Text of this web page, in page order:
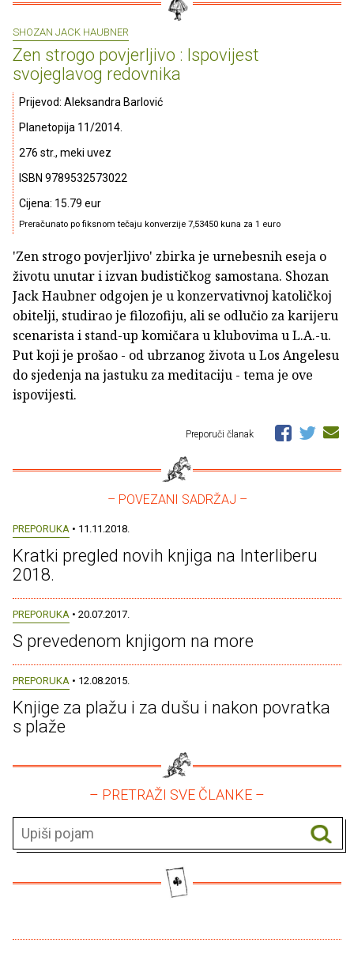
SHOZAN JACK HAUBNER
Zen strogo povjerljivo : Ispovijest
svojeglavog redovnika
Prijevod: Aleksandra Barlović
Planetopija 11/2014.
276 str., meki uvez
ISBN 9789532573022
Cijena: 15.79 eur
Preračunato po fiksnom tečaju konverzije 7,53450 kuna za 1 euro
'Zen strogo povjerljivo' zbirka je urnebesnih eseja o
životu unutar i izvan budističkog samostana. Shozan
Jack Haubner odgojen je u konzervativnoj katoličkoj
obitelji, studirao je filozofiju, ali se odlučio za karijeru
scenarista i stand-up komičara u klubovima u L.A.-u.
Put koji je prošao - od ubrzanog života u Los Angelesu
do sjedenja na jastuku za meditaciju - tema je ove
ispovijesti.
Preporuči članak
– POVEZANI SADRŽAJ –
PREPORUKA • 11.11.2018.
Kratki pregled novih knjiga na Interliberu
2018.
PREPORUKA • 20.07.2017.
S prevedenom knjigom na more
PREPORUKA • 12.08.2015.
Knjige za plažu i za dušu i nakon povratka
s plaže
– PRETRAŽI SVE ČLANKE –